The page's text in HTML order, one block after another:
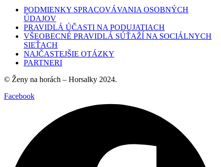
PODMIENKY SPRACOVÁVANIA OSOBNÝCH
ÚDAJOV
PRAVIDLÁ ÚČASTI NA PODUJATIACH
VŠEOBECNÉ PRAVIDLÁ SÚŤAŽÍ NA SOCIÁLNYCH
SIEŤACH
NAJČASTEJŠIE OTÁZKY
PARTNERI
© Ženy na horách – Horsalky 2024.
Facebook